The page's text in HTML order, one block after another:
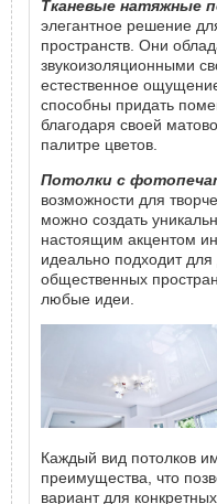
Тканевые натяжные
элегантное решение
пространств. Они
звукоизоляционными
естественное
способны придать
благодаря своей
палитре цветов.
Потолки с
возможности для
можно создать
настоящим акцентом
идеально подходит для
общественных
любые идеи.
Каждый вид потолков
преимущества, что
вариант для